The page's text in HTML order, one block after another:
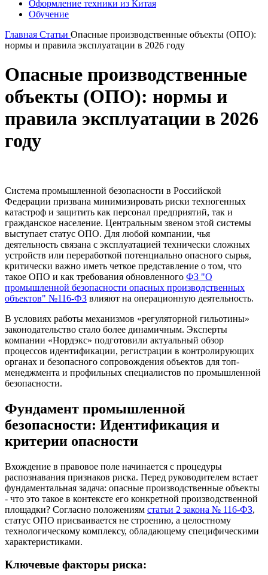
Оформление техники из Китая
Обучение
Главная Статьи Опасные производственные объекты (ОПО):
нормы и правила эксплуатации в 2026 году
Опасные производственные
объекты (ОПО): нормы и
правила эксплуатации в 2026
году
Система промышленной безопасности в Российской
Федерации призвана минимизировать риски техногенных
катастроф и защитить как персонал предприятий, так и
гражданское население. Центральным звеном этой системы
выступает статус ОПО. Для любой компании, чья
деятельность связана с эксплуатацией технически сложных
устройств или переработкой потенциально опасного сырья,
критически важно иметь четкое представление о том, что
такое ОПО и как требования обновленного ФЗ "О
промышленной безопасности опасных производственных
объектов" №116-ФЗ влияют на операционную деятельность.
В условиях работы механизмов «регуляторной гильотины»
законодательство стало более динамичным. Эксперты
компании «Нордэкс» подготовили актуальный обзор
процессов идентификации, регистрации в контролирующих
органах и безопасного сопровождения объектов для топ-
менеджмента и профильных специалистов по промышленной
безопасности.
Фундамент промышленной
безопасности: Идентификация и
критерии опасности
Вхождение в правовое поле начинается с процедуры
распознавания признаков риска. Перед руководителем встает
фундаментальная задача: опасные производственные объекты
- что это такое в контексте его конкретной производственной
площадки? Согласно положениям статьи 2 закона № 116-ФЗ,
статус ОПО присваивается не строению, а целостному
технологическому комплексу, обладающему специфическими
характеристиками.
Ключевые факторы риска: